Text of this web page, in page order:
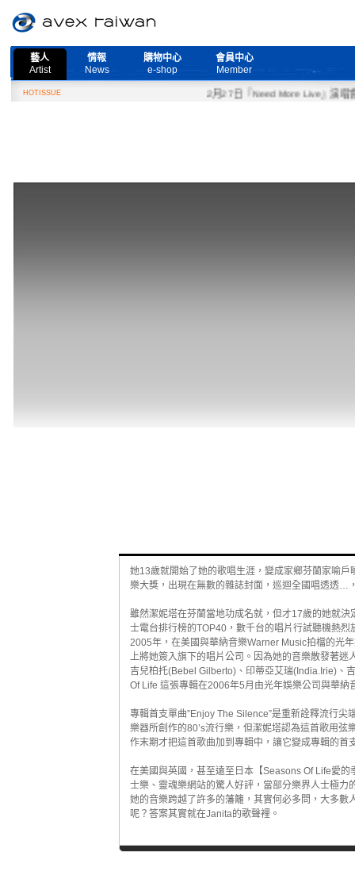
藝人
Artist
情報
News
購物中心
e-shop
會員中心
Member
HOTISSUE 2月27日『Need More Live』演唱會
她13歲就開始了她的歌唱生涯，變成家鄉芬蘭家喻
樂大獎，出現在無數的雜誌封面，巡迴全國唱透透…
雖然潔妮塔在芬蘭當地功成名就，但才17歲的她就
士電台排行榜的TOP40，數千台的唱片行試聽機熱
2005年，在美國與華納音樂Warner Music拍檔的光
上將她簽入旗下的唱片公司。因為她的音樂散發著
吉兒柏托(Bebel Gilberto)、印蒂亞艾瑞(India.Irie)、
Of Life 這張專輯在2006年5月由光年娛樂公司與華
專輯首支單曲”Enjoy The Silence”是重新詮釋流行
樂器所創作的80’s流行樂，但潔妮塔認為這首歌用
作末期才把這首歌曲加到專輯中，讓它變成專輯的首
在美國與英國，甚至遠至日本【Seasons Of Life愛
士樂、靈魂樂網站的驚人好評，當部分樂界人士極
她的音樂跨越了許多的藩籬，其實何必多問，大多
呢？答案其實就在Janita的歌聲裡。